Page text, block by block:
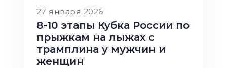
27 января 2026
8-10 этапы Кубка России по
прыжкам на лыжах с
трамплина у мужчин и
женщин